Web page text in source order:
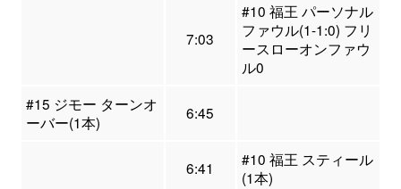
7:03
#10 福王 パーソナル
ファウル(1-1:0) フリ
ースローオンファウ
ル0
#15 ジモー ターンオ
ーバー(1本)
6:45
6:41
#10 福王 スティール
(1本)